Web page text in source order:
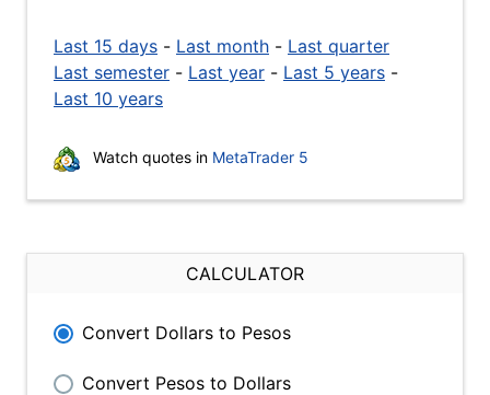
Last 15 days - Last month - Last quarter
Last semester - Last year - Last 5 years -
Last 10 years
Watch quotes in MetaTrader 5
CALCULATOR
Convert Dollars to Pesos
Convert Pesos to Dollars